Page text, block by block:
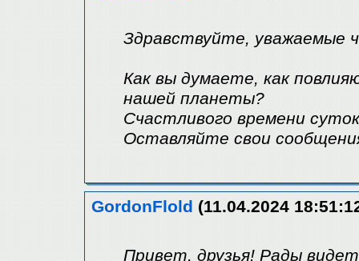
Здравствуйте, уважаемые
Как вы думаете, как
нашей планеты?
Счастливого времени
Оставляйте свои
GordonFlold (11.04.2024
Привет, друзья! Рады